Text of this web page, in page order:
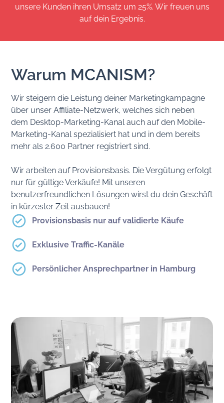
unsere Kunden ihren Umsatz um 25%. Wir freuen uns
auf dein Ergebnis.
Warum MCANISM?
Wir steigern die Leistung deiner Marketingkampagne
über unser Affiliate-Netzwerk, welches sich neben
dem Desktop-Marketing-Kanal auch auf den Mobile-
Marketing-Kanal spezialisiert hat und in dem bereits
mehr als 2.600 Partner registriert sind.
Wir arbeiten auf Provisionsbasis. Die Vergütung erfolgt
nur für gültige Verkäufe! Mit unseren
benutzerfreundlichen Lösungen wirst du dein Geschäft
in kürzester Zeit ausbauen!
Provisionsbasis nur auf validierte Käufe
Exklusive Traffic-Kanäle
Persönlicher Ansprechpartner in Hamburg